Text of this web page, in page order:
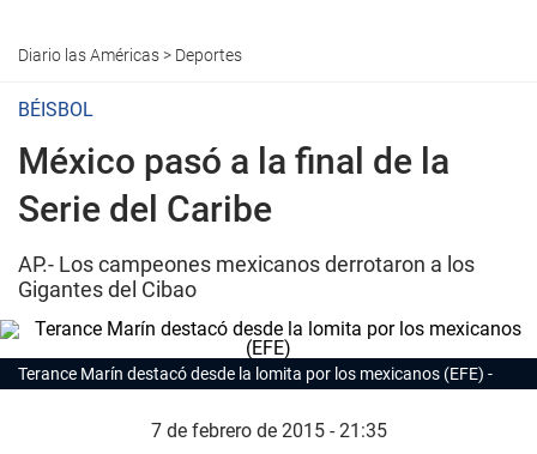
Diario las Américas> Deportes
BÉISBOL
México pasó a la final de la
Serie del Caribe
AP.- Los campeones mexicanos derrotaron a los
Gigantes del Cibao
Terance Marín destacó desde la lomita por los mexicanos (EFE)
7 de febrero de 2015 - 21:35